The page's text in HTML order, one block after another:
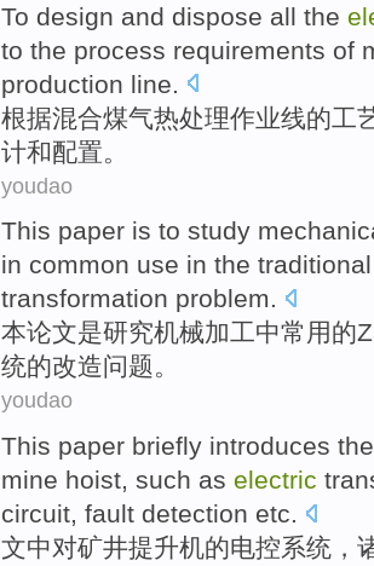
To design and dispose all the
to the process requirements of
production line.
根据混合煤气热处理作业线的工
计和配置。
youdao
This paper is to study
in common use in the traditional
transformation problem.
本论文是研究机械加工中常用的
统的改造问题。
youdao
This paper briefly introduces
mine hoist, such as electric
circuit, fault detection etc.
文中对矿井提升机的电控系统 ，